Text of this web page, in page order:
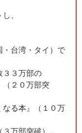
、
台湾・タイ）で
３３万部の
（２０万部突
なる本』（１０万
３万部突破）。